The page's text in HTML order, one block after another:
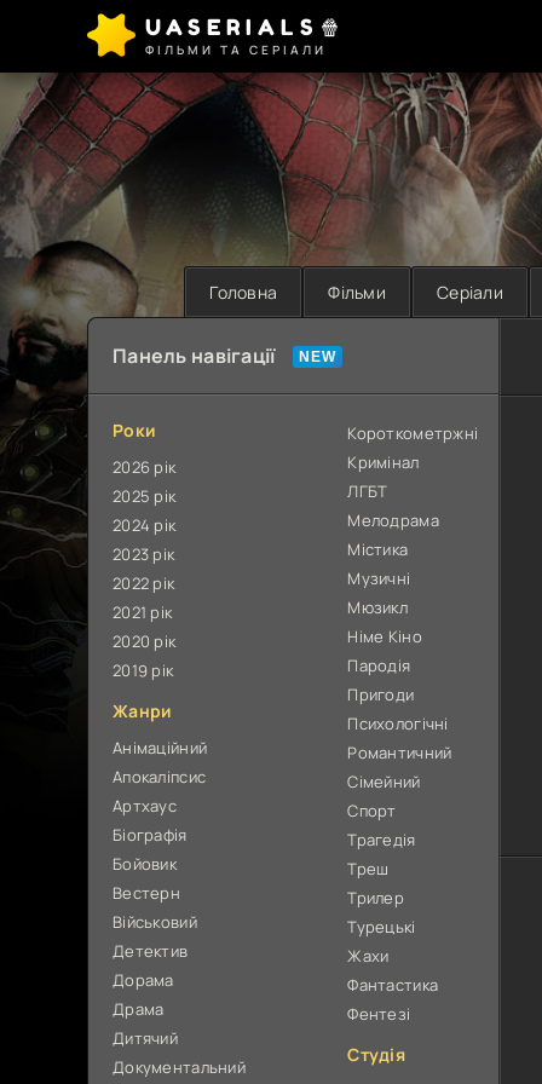
UASERIALS🍿
ФІЛЬМИ ТА СЕРІАЛИ
Головна Фільми Серіали
Панель навігації
Роки
2026 рік
2025 рік
2024 рік
2023 рік
2022 рік
2021 рік
2020 рік
2019 рік
Жанри
Анімаційний
Апокаліпсис
Артхаус
Біографія
Бойовик
Вестерн
Військовий
Детектив
Дорама
Драма
Дитячий
Документальний
Короткометржні
Кримінал
ЛГБТ
Мелодрама
Містика
Музичні
Мюзикл
Німе Кіно
Пародія
Пригоди
Психологічні
Романтичний
Сімейний
Спорт
Трагедія
Треш
Трилер
Турецькі
Жахи
Фантастика
Фентезі
Студія